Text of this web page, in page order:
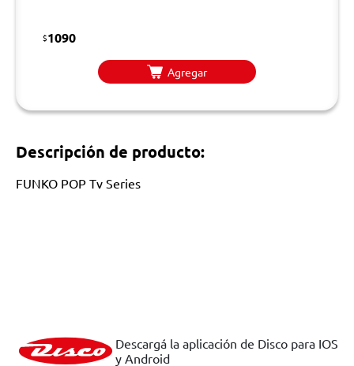
$1090
Agregar
Descripción de producto:
FUNKO POP Tv Series
Descargá la aplicación de Disco para IOS
y Android